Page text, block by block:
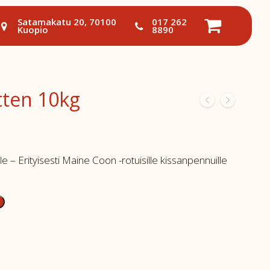
Satamakatu 20, 70100
Kuopio
017 262
8890
10kg
– Erityisesti Maine Coon -rotuisille kissanpennuille